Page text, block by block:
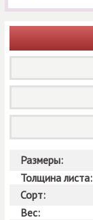
Размеры:
Толщина листа:
Сорт:
Вес: